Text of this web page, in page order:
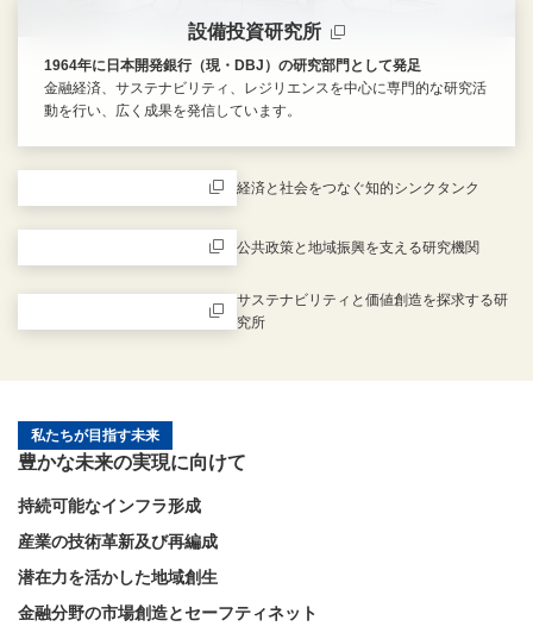
設備投資研究所
1964年に日本開発銀行（現・DBJ）の研究部門として発足
金融経済、サステナビリティ、レジリエンスを中心に専門的な研究活
動を行い、広く成果を発信しています。
経済と社会をつなぐ知的シンクタンク
公共政策と地域振興を支える研究機関
サステナビリティと価値創造を探求する研
究所
私たちが目指す未来
豊かな未来の実現に向けて
持続可能なインフラ形成
産業の技術革新及び再編成
潜在力を活かした地域創生
金融分野の市場創造とセーフティネット